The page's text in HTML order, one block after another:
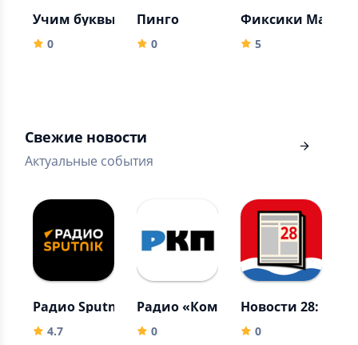
Учим буквы для детей
0
Пинго
0
Фиксики
5
Свежие новости
Актуальные события
Радио Sputnik
4.7
Радио «Комсомольская правда»
0
Новости 28:
0